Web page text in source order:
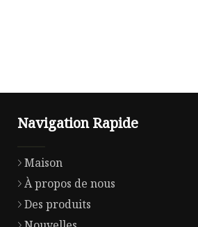
Navigation Rapide
Maison
À propos de nous
Des produits